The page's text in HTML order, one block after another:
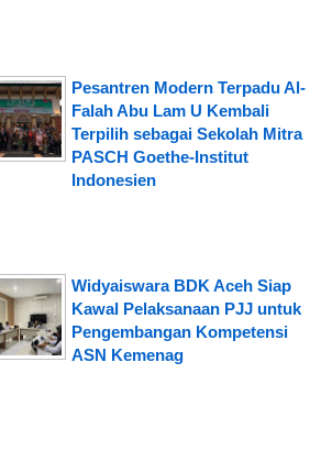
Pesantren Modern Terpadu Al-
Falah Abu Lam U Kembali
Terpilih sebagai Sekolah Mitra
PASCH Goethe-Institut
Indonesien
Widyaiswara BDK Aceh Siap
Kawal Pelaksanaan PJJ untuk
Pengembangan Kompetensi
ASN Kemenag